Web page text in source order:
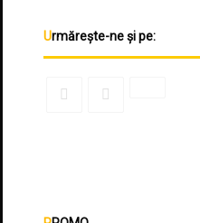
Urmărește-ne și pe: